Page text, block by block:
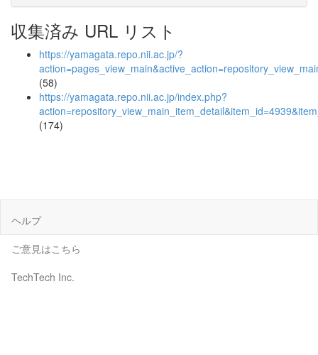
収集済み URL リスト
https://yamagata.repo.nii.ac.jp/?
(58)
https://yamagata.repo.nii.ac.jp/index.php?
(174)
ヘルプ
ご意見はこちら
TechTech Inc.